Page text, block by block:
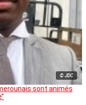
© JDC
sont animés